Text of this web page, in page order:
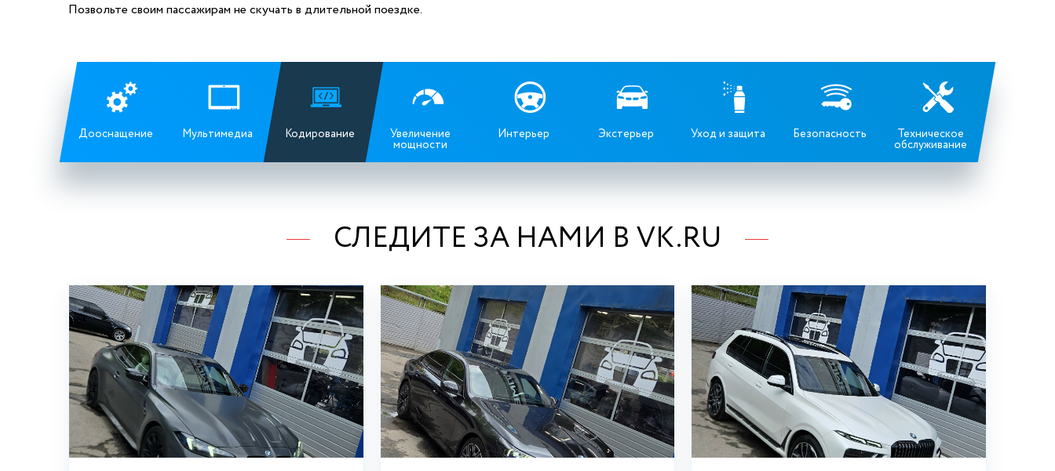
Позвольте своим пассажирам не скучать в длительной поездке.
Дооснащение Мультимедиа Кодирование Увеличение
мощности
Интерьер Экстерьер Уход и защита Безопасность Техническое
обслуживание
СЛЕДИТЕ ЗА НАМИ В VK.RU